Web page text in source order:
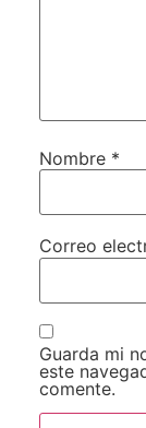
Nombre *
Correo
Guarda mi
este
comente.